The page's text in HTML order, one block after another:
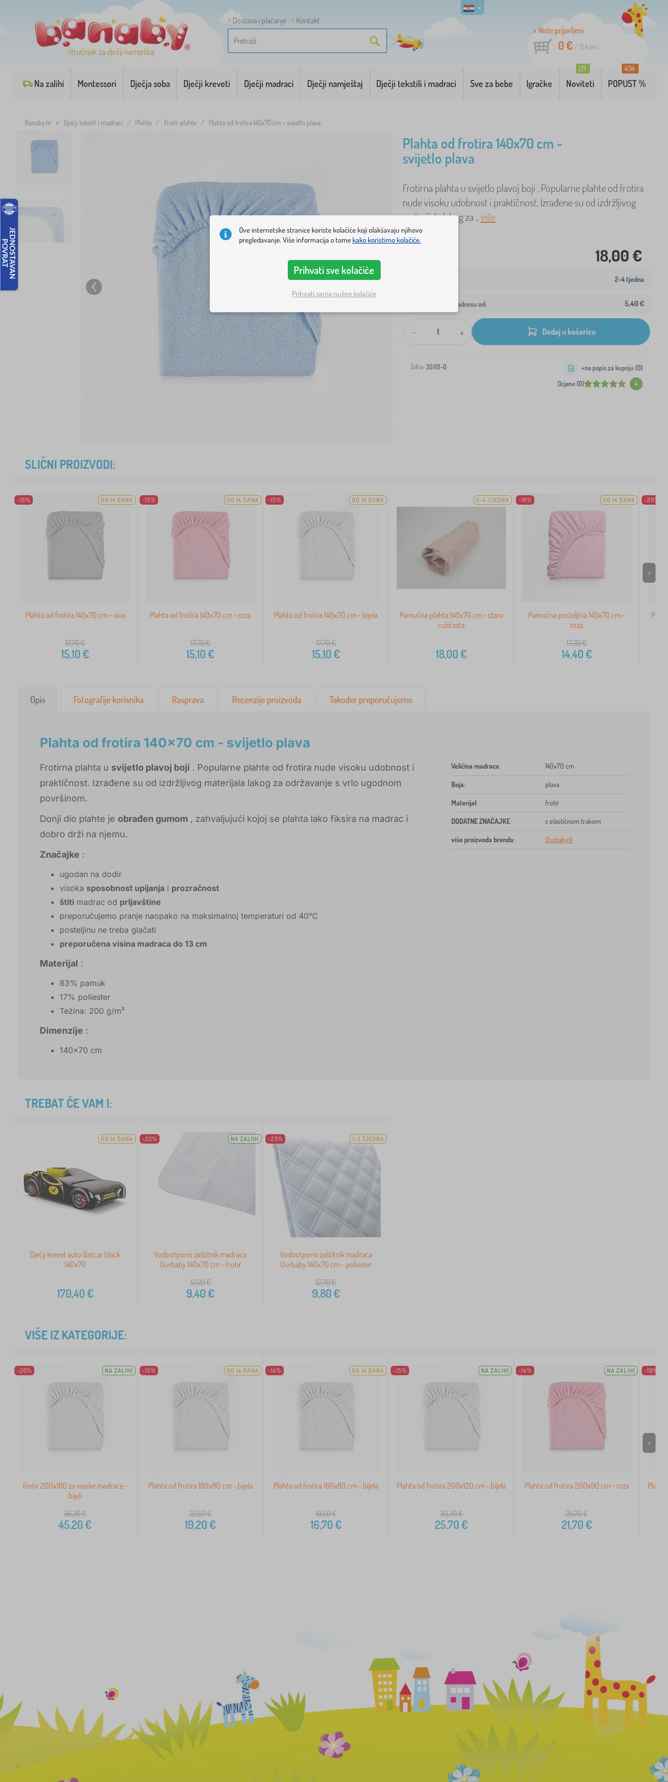
stručnjak za dječji namještaj
Dostava i plaćanje
Kontakt
Niste prijavljeni
0 €/ 0 kom.
Na zalihi Montessori Dječja soba Dječji kreveti Dječji madraci Dječji namještaj Dječji tekstili i madraci Sve za bebe Igračke Noviteti
121
POPUST %
434
Banaby.hr » Dječji tekstili i madraci / Plahte / Frotir plahte / Plahta od frotira 140x70 cm - svijetlo plava
Plahta od frotira 140x70 cm -
svijetlo plava
Frotirna plahta u svijetlo plavoj boji . Popularne plahte od frotira
nude visoku udobnost i praktičnost. Izrađene su od izdržljivog
materijala lakog za ..više
18,00 €
2-4 tjedna
Dostava na vašu adresu od: 5,40 €
- + Dodaj u košaricu
Šifra: 35161-0
Ocjene (0) 4
+na popis za kupnju (0)
SLIČNI PROIZVODI:
-15% DO 14 DANA
Plahta od frotira 140x70 cm - siva
17,70€
15,10€
-15% DO 14 DANA
Plahta od frotira 140x70 cm - roza
17,70€
15,10€
-15% DO 14 DANA
Plahta od frotira 140x70 cm - bijela
17,70€
15,10€
2-4 TJEDNA
Pamučna plahta 140x70 cm - staro
ružičasta
18,00€
-16% DO 14 DANA
Pamučna posteljina 140x70 cm -
roza
17,20€
14,40€
-20%
>
Opis Fotografije korisnika Rasprava Recenzije proizvoda Također preporučujemo
Plahta od frotira 140x70 cm - svijetlo plava
Frotirna plahta u svijetlo plavoj boji . Popularne plahte od frotira nude visoku udobnost i
praktičnost. Izrađene su od izdržljivog materijala lakog za održavanje s vrlo ugodnom
površinom.
Donji dio plahte je obrađen gumom , zahvaljujući kojoj se plahta lako fiksira na madrac i
dobro drži na njemu.
Značajke :
ugodan na dodir
visoka sposobnost upijanja i prozračnost
štiti madrac od prljavštine
preporučujemo pranje naopako na maksimalnoj temperaturi od 40°C
posteljinu ne treba glačati
preporučena visina madraca do 13 cm
Materijal :
83% pamuk
17% poliester
Težina: 200 g/m²
Dimenzije :
140x70 cm
Veličina madraca: 140x70 cm
Boja: plava
Materijal: frotir
DODATNE ZNAČAJKE: s elastičnom trakom
više proizvoda brenda: Ourbaby®
TREBAT ĆE VAM I:
DO 14 DANA
Dječji krevet auto Batcar black
140x70
170,40€
-23% NA ZALIHI
Vodootporni zaštitnik madraca
Ourbaby 140x70 cm - frotir
12,20€
9,40€
-23% 1-3 TJEDNA
Vodootporni zaštitnik madraca
Ourbaby 140x70 cm - poliester
12,70€
9,80€
VIŠE IZ KATEGORIJE:
-20% NA ZALIHI
Frotir 200x180 za visoke madrace -
bijeli
56,20€
45,20€
-15% DO 14 DANA
Plahta od frotira 180x80 cm - bijela
22,50€
19,20€
-14% DO 14 DANA
Plahta od frotira 160x80 cm - bijela
19,50€
16,70€
-15% NA ZALIHI
Plahta od frotira 200x120 cm - bijela
30,20€
25,70€
-14% NA ZALIHI
Plahta od frotira 200x90 cm - roza
25,20€
21,70€
-19%
>
Ove internetske stranice koriste kolačiće koji olakšavaju njihovo
pregledavanje. Više informacija o tomekako koristimo kolačiće.
Prihvati sve kolačiće
Prihvati samo nužne kolačiće